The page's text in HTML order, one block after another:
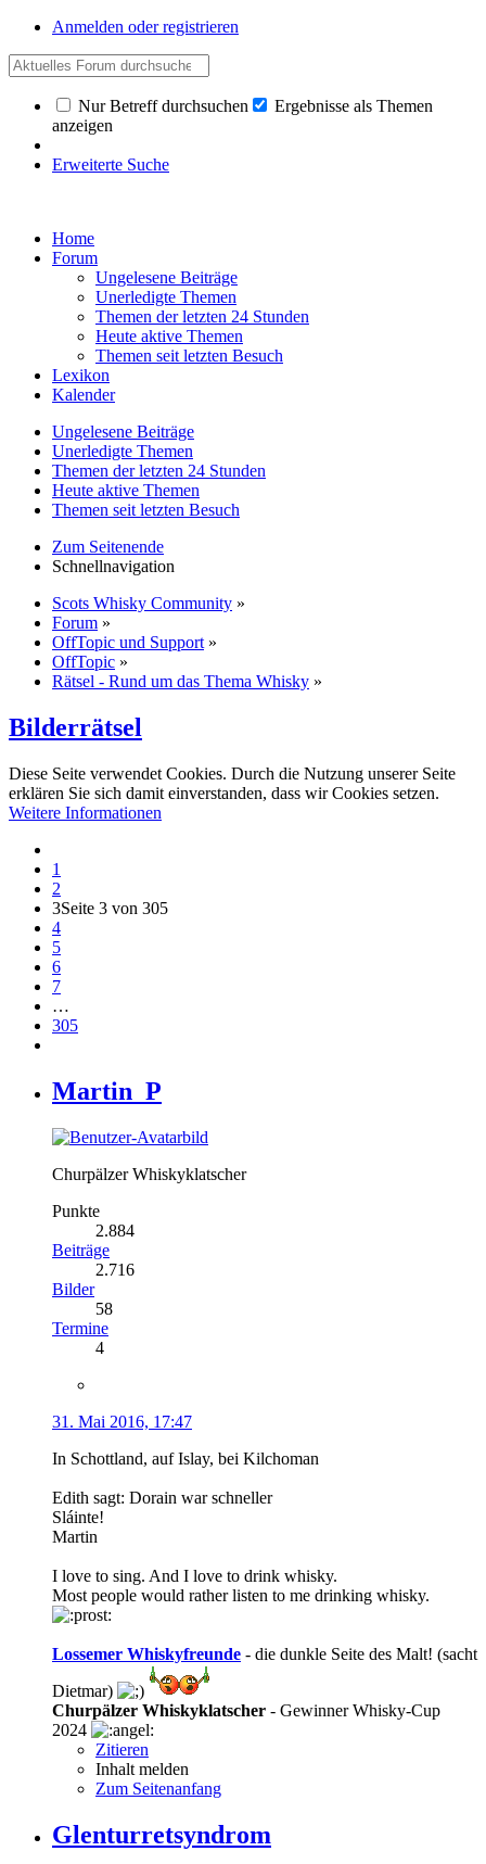
Anmelden oder registrieren
Nur Betreff durchsuchen
Ergebnisse als Themen
anzeigen
Erweiterte Suche
Home
Forum
Ungelesene Beiträge
Unerledigte Themen
Themen der letzten 24 Stunden
Heute aktive Themen
Themen seit letzten Besuch
Lexikon
Kalender
Ungelesene Beiträge
Unerledigte Themen
Themen der letzten 24 Stunden
Heute aktive Themen
Themen seit letzten Besuch
Zum Seitenende
Schnellnavigation
Scots Whisky Community »
Forum »
OffTopic und Support »
OffTopic »
Rätsel - Rund um das Thema Whisky »
Bilderrätsel
Diese Seite verwendet Cookies. Durch die Nutzung unserer Seite
erklären Sie sich damit einverstanden, dass wir Cookies setzen.
Weitere Informationen
1
2
3Seite 3 von 305
4
5
6
7
…
305
Martin_P
Churpälzer Whiskyklatscher
Punkte
2.884
Beiträge
2.716
Bilder
58
Termine
4
31. Mai 2016, 17:47
In Schottland, auf Islay, bei Kilchoman
Edith sagt: Dorain war schneller
Sláinte!
Martin
I love to sing. And I love to drink whisky.
Most people would rather listen to me drinking whisky.
Lossemer Whiskyfreunde - die dunkle Seite des Malt! (sacht
Dietmar)
Churpälzer Whiskyklatscher - Gewinner Whisky-Cup
2024
Zitieren
Inhalt melden
Zum Seitenanfang
Glenturretsyndrom